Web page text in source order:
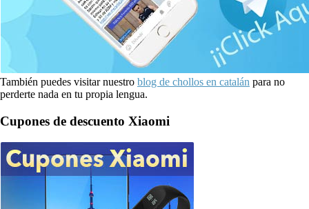
También puedes visitar nuestro blog de chollos en catalán para no
perderte nada en tu propia lengua.
Cupones de descuento Xiaomi